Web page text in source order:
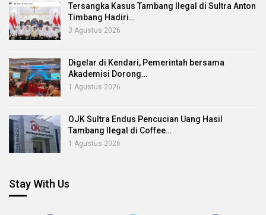
Tersangka Kasus Tambang Ilegal di Sultra Anton
Timbang Hadiri…
3 Agustus 2026
Digelar di Kendari, Pemerintah bersama
Akademisi Dorong…
1 Agustus 2026
OJK Sultra Endus Pencucian Uang Hasil
Tambang Ilegal di Coffee…
1 Agustus 2026
Stay With Us